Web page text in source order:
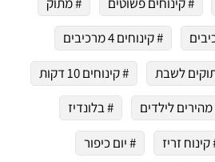
# קינוחים 4 מרכיבים
לשבת
# קינוחים 10 דקות
מהירים לילדים
# בלונדיז
קינוח זריז
# יום כיפור